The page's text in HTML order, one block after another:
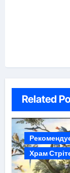
Related
Храм